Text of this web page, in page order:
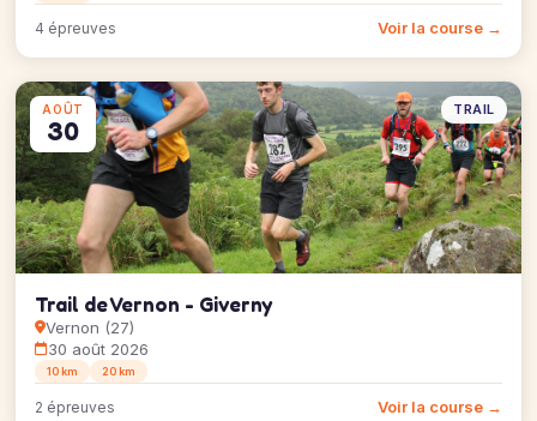
4 épreuves Voir la course →
AOÛT
30
TRAIL
Trail de Vernon - Giverny
Vernon (27)
30 août 2026
10 km 20 km
2 épreuves Voir la course →